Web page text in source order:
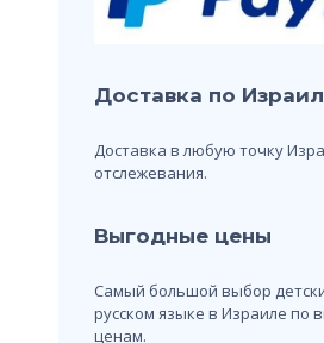
Доставка по
Доставка в любую точку
отслежевания.
Выгодные цены
Самый большой выбор
русском языке в Израиле по
ценам.